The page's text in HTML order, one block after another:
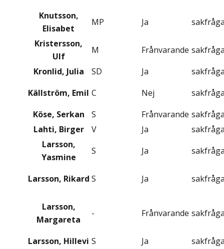
Knutsson,
Elisabet
MP Ja
Kristersson,
Ulf
M Frånvarande
Kronlid, Julia
SD Ja
Källström, Emil C Nej
Köse, Serkan
S Frånvarande
Lahti, Birger
V Ja
Larsson,
Yasmine
S Ja
Larsson, Rikard S Ja
Larsson,
Margareta
- Frånvarande
Larsson, Hillevi S Ja